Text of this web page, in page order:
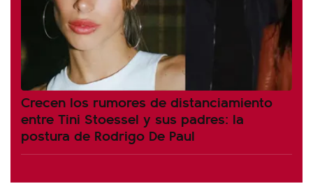
Crecen los rumores de distanciamiento
entre Tini Stoessel y sus padres: la
postura de Rodrigo De Paul